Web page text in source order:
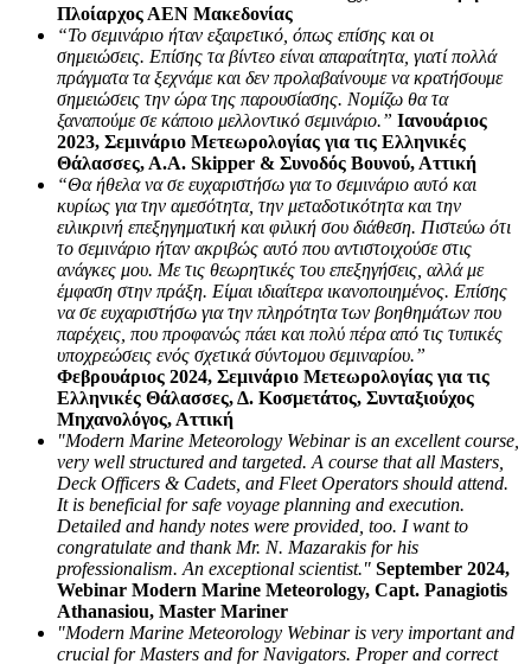
Πλοίαρχος ΑΕΝ Μακεδονίας
“Το σεμινάριο ήταν εξαιρετικό, όπως επίσης και οι
σημειώσεις. Επίσης τα βίντεο είναι απαραίτητα, γιατί πολλά
πράγματα τα ξεχνάμε και δεν προλαβαίνουμε να κρατήσουμε
σημειώσεις την ώρα της παρουσίασης. Νομίζω θα τα
ξαναπούμε σε κάποιο μελλοντικό σεμινάριο.” Ιανουάριος
2023, Σεμινάριο Μετεωρολογίας για τις Ελληνικές
Θάλασσες, Α.Α. Skipper & Συνοδός Βουνού, Αττική
“Θα ήθελα να σε ευχαριστήσω για το σεμινάριο αυτό και
κυρίως για την αμεσότητα, την μεταδοτικότητα και την
ειλικρινή επεξηγηματική και φιλική σου διάθεση. Πιστεύω ότι
το σεμινάριο ήταν ακριβώς αυτό που αντιστοιχούσε στις
ανάγκες μου. Με τις θεωρητικές του επεξηγήσεις, αλλά με
έμφαση στην πράξη. Είμαι ιδιαίτερα ικανοποιημένος. Επίσης
να σε ευχαριστήσω για την πληρότητα των βοηθημάτων που
παρέχεις, που προφανώς πάει και πολύ πέρα από τις τυπικές
υποχρεώσεις ενός σχετικά σύντομου σεμιναρίου.”
Φεβρουάριος 2024, Σεμινάριο Μετεωρολογίας για τις
Ελληνικές Θάλασσες, Δ. Κοσμετάτος, Συνταξιούχος
Μηχανολόγος, Αττική
"Modern Marine Meteorology Webinar is an excellent course,
very well structured and targeted. A course that all Masters,
Deck Officers & Cadets, and Fleet Operators should attend.
It is beneficial for safe voyage planning and execution.
Detailed and handy notes were provided, too. I want to
congratulate and thank Mr. N. Mazarakis for his
professionalism. An exceptional scientist." September 2024,
Webinar Modern Marine Meteorology, Capt. Panagiotis
Athanasiou, Master Mariner
"Modern Marine Meteorology Webinar is very important and
crucial for Masters and for Navigators. Proper and correct